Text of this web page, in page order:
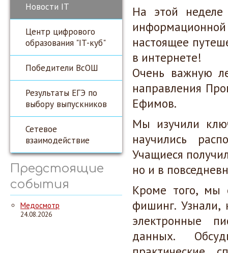
Новости IT
Центр цифрового
образования "IT-куб"
Победители ВсОШ
Результаты ЕГЭ по
выбору выпускников
Сетевое
взаимодействие
Предстоящие
события
Медосмотр
24.08.2026
На этой
настоящее
в интернете!
Очень важную
направления
Ефимов.
Мы изучили
научились
Учащиеся
но и в
Кроме того, мы
фишинг. Узнали,
электронные
данных.